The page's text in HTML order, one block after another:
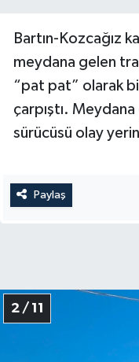
Bartın-Kozcağız
meydana gelen
“pat pat” olarak
çarpıştı.
sürücüsü olay
Paylaş
2 / 11